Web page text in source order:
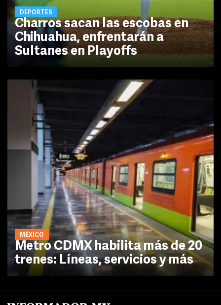
DEPORTES
Charros sacan las escobas en
Chihuahua, enfrentarán a
Sultanes en Playoffs
MÉXICO
Metro CDMX habilita más de 20
trenes: Líneas, servicios y más